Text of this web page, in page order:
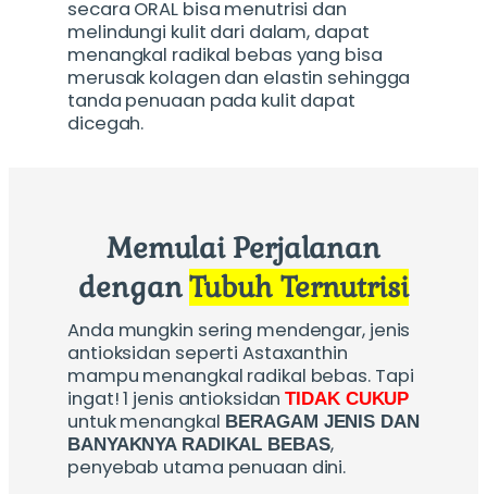
secara ORAL bisa menutrisi dan
melindungi kulit dari dalam, dapat
menangkal radikal bebas yang bisa
merusak kolagen dan elastin sehingga
tanda penuaan pada kulit dapat
dicegah.
Memulai Perjalanan
denganTubuh Ternutrisi
Anda mungkin sering mendengar, jenis
antioksidan seperti Astaxanthin
mampu menangkal radikal bebas. Tapi
ingat! 1 jenis antioksidanTIDAK CUKUP
untuk menangkal BERAGAM JENIS DAN
BANYAKNYA RADIKAL BEBAS,
penyebab utama penuaan dini.